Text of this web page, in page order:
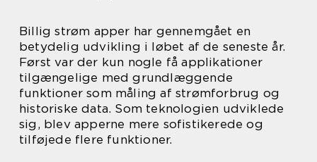
Billig strøm apper har gennemgået en
betydelig udvikling i løbet af de seneste år.
Først var der kun nogle få applikationer
tilgængelige med grundlæggende
funktioner som måling af strømforbrug og
historiske data. Som teknologien udviklede
sig, blev apperne mere sofistikerede og
tilføjede flere funktioner.